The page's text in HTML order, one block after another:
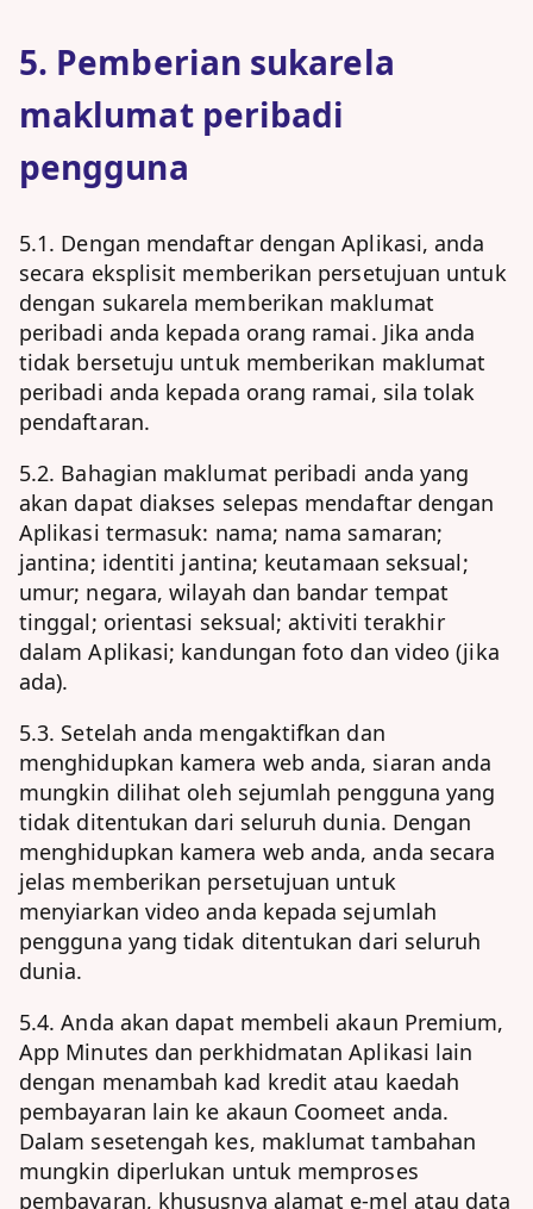
5. Pemberian sukarela
maklumat peribadi
pengguna
5.1. Dengan mendaftar dengan Aplikasi, anda
secara eksplisit memberikan persetujuan untuk
dengan sukarela memberikan maklumat
peribadi anda kepada orang ramai. Jika anda
tidak bersetuju untuk memberikan maklumat
peribadi anda kepada orang ramai, sila tolak
pendaftaran.
5.2. Bahagian maklumat peribadi anda yang
akan dapat diakses selepas mendaftar dengan
Aplikasi termasuk: nama; nama samaran;
jantina; identiti jantina; keutamaan seksual;
umur; negara, wilayah dan bandar tempat
tinggal; orientasi seksual; aktiviti terakhir
dalam Aplikasi; kandungan foto dan video (jika
ada).
5.3. Setelah anda mengaktifkan dan
menghidupkan kamera web anda, siaran anda
mungkin dilihat oleh sejumlah pengguna yang
tidak ditentukan dari seluruh dunia. Dengan
menghidupkan kamera web anda, anda secara
jelas memberikan persetujuan untuk
menyiarkan video anda kepada sejumlah
pengguna yang tidak ditentukan dari seluruh
dunia.
5.4. Anda akan dapat membeli akaun Premium,
App Minutes dan perkhidmatan Aplikasi lain
dengan menambah kad kredit atau kaedah
pembayaran lain ke akaun Coomeet anda.
Dalam sesetengah kes, maklumat tambahan
mungkin diperlukan untuk memproses
pembayaran, khususnya alamat e-mel atau data